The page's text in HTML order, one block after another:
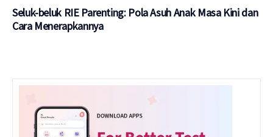
Seluk-beluk RIE Parenting: Pola Asuh Anak Masa Kini dan
Cara Menerapkannya